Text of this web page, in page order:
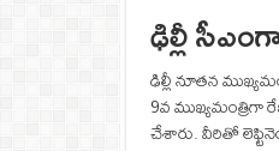
ఢిల్లీ
ఢిల్లీ నూతన
9వ ముఖ్యమంత్రిగా
చేశారు. వీరితో